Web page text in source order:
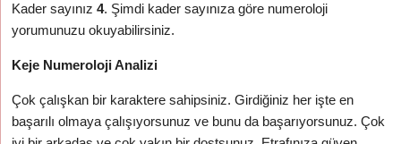
Kader sayınız4. Şimdi kader sayınıza göre numeroloji
yorumunuzu okuyabilirsiniz.
Keje Numeroloji Analizi
Çok çalışkan bir karaktere sahipsiniz. Girdiğiniz her işte en
başarılı olmaya çalışıyorsunuz ve bunu da başarıyorsunuz. Çok